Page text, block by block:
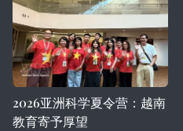
2026亚洲科学夏令营：越南
教育寄予厚望